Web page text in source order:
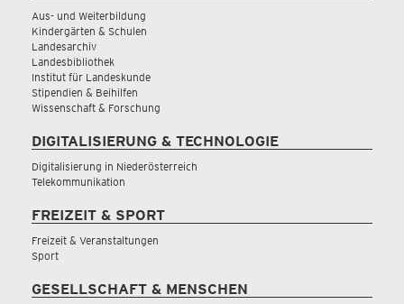
Aus- und Weiterbildung
Kindergärten & Schulen
Landesarchiv
Landesbibliothek
Institut für Landeskunde
Stipendien & Beihilfen
Wissenschaft & Forschung
DIGITALISIERUNG & TECHNOLOGIE
Digitalisierung in Niederösterreich
Telekommunikation
FREIZEIT & SPORT
Freizeit & Veranstaltungen
Sport
GESELLSCHAFT & MENSCHEN